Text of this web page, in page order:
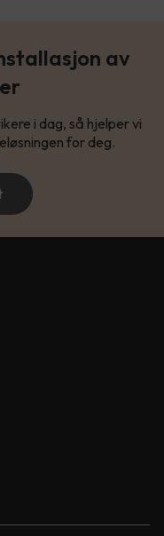
av
i dag, så hjelper vi
for deg.